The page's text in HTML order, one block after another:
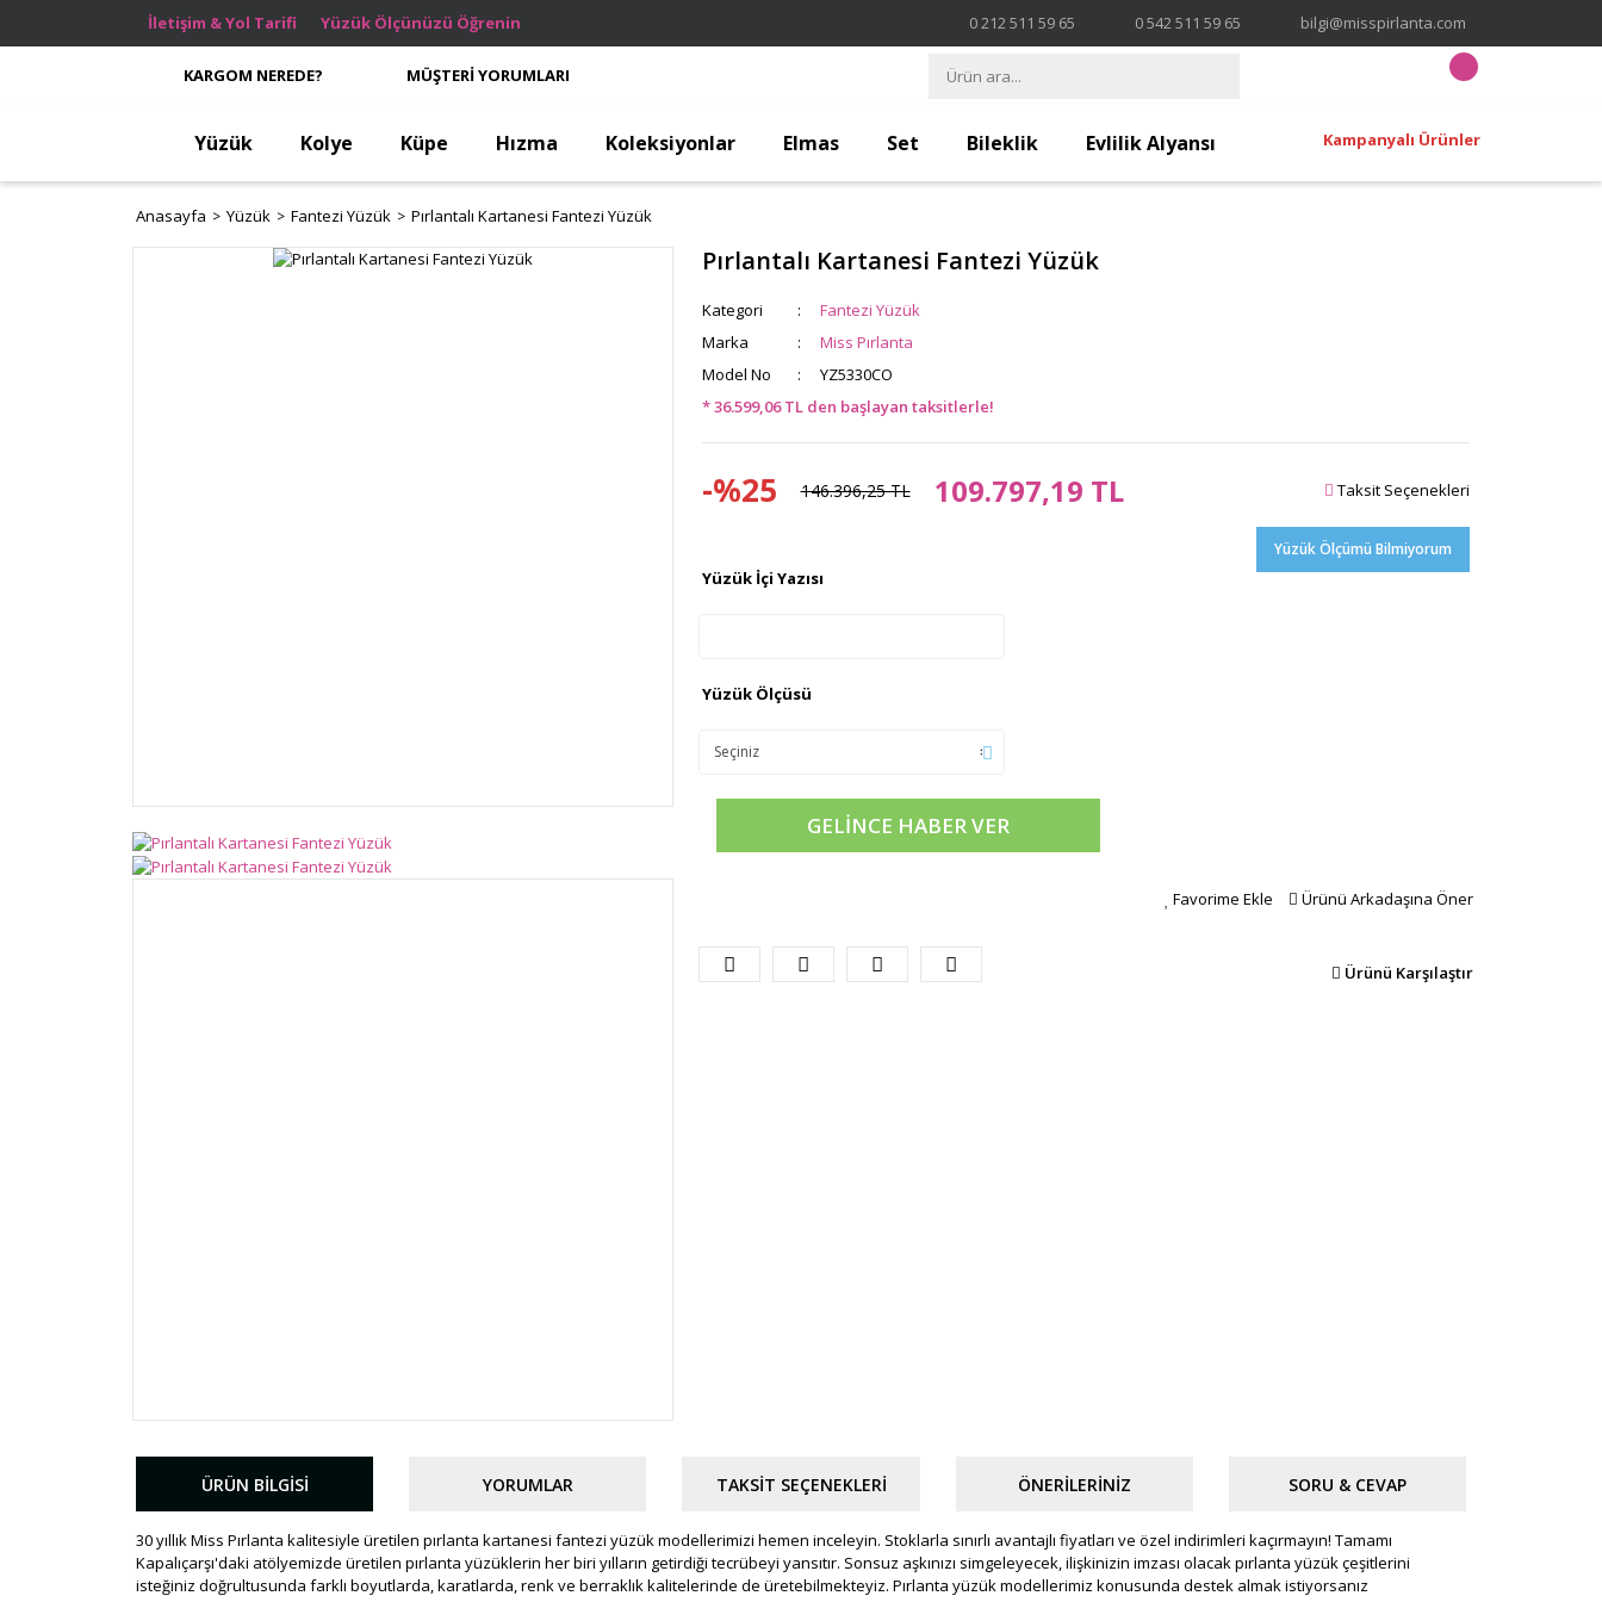
İletişim & Yol Tarifi Yüzük Ölçünüzü Öğrenin 0 212 511 59 65 0 542 511 59 65 bilgi@misspirlanta.com
KARGOM NEREDE? MÜŞTERİ YORUMLARI
Yüzük Kolye Küpe Hızma Koleksiyonlar Elmas Set Bileklik Evlilik Alyansı Kampanyalı Ürünler
Anasayfa Yüzük Fantezi Yüzük Pırlantalı Kartanesi Fantezi Yüzük
Pırlantalı Kartanesi Fantezi Yüzük
Kategori
Fantezi Yüzük
Marka
Miss Pırlanta
Model No
YZ5330CO
* 36.599,06 TL den başlayan taksitlerle!
-%25 146.396,25 TL 109.797,19 TL Taksit Seçenekleri
Yüzük Ölçümü Bilmiyorum
Yüzük İçi Yazısı
Yüzük Ölçüsü
GELİNCE HABER VER
Favorime Ekle Ürünü Arkadaşına Öner
Ürünü Karşılaştır
ÜRÜN BILGISI YORUMLAR TAKSIT SEÇENEKLERI ÖNERILERINIZ SORU & CEVAP
30 yıllık Miss Pırlanta kalitesiyle üretilen pırlanta kartanesi fantezi yüzük modellerimizi hemen inceleyin. Stoklarla sınırlı avantajlı fiyatları ve özel indirimleri kaçırmayın! Tamamı
Kapalıçarşı'daki atölyemizde üretilen pırlanta yüzüklerin her biri yılların getirdiği tecrübeyi yansıtır. Sonsuz aşkınızı simgeleyecek, ilişkinizin imzası olacak pırlanta yüzük çeşitlerini
isteğiniz doğrultusunda farklı boyutlarda, karatlarda, renk ve berraklık kalitelerinde de üretebilmekteyiz. Pırlanta yüzük modellerimiz konusunda destek almak istiyorsanız